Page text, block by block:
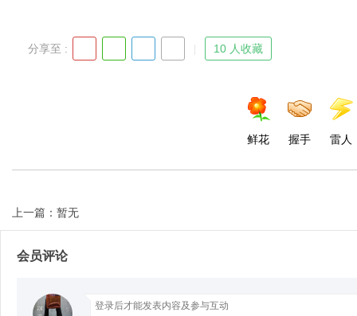
分享至 : 10 人收藏
鲜花 握手 雷人
上一篇：暂无
会员评论